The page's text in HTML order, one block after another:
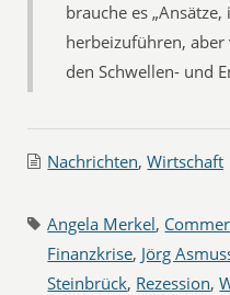
brauche es
herbeizuführen,
den Schwellen- und
Nachrichten,Wirtschaft
Angela Merkel,
Finanzkrise, Jörg
Steinbrück, Rezession,